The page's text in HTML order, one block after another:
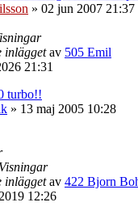
» 02 jun 2007 21:37
inläggetav 505 Emil
21:31
turbo!!
» 13 maj 2005 10:28
Visningar
inläggetav 422 Bjorn
12:26